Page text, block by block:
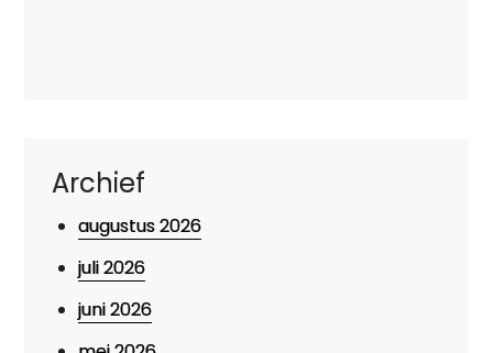
Archief
augustus 2026
juli 2026
juni 2026